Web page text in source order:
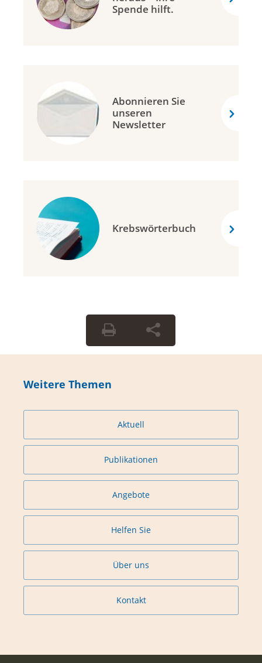
Spende hilft.
Abonnieren Sie
unseren
Newsletter
Krebswörterbuch
Weitere Themen
Aktuell
Publikationen
Angebote
Helfen Sie
Über uns
Kontakt